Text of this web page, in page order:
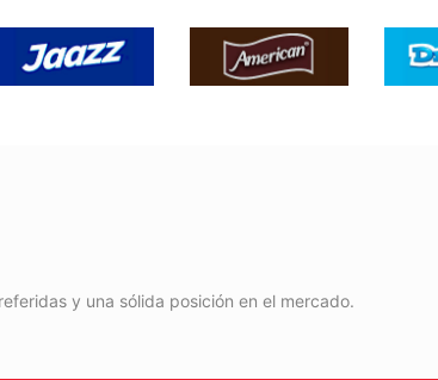
y una sólida posición en el mercado.